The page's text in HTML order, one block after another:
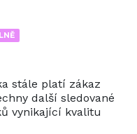
stále platí zákaz
další sledované
vynikající kvalitu